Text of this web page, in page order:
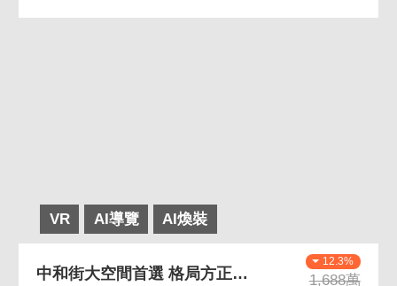
VR AI導覽 AI煥裝
12.3%
1,688萬
中和街大空間首選 格局方正、採光通風佳